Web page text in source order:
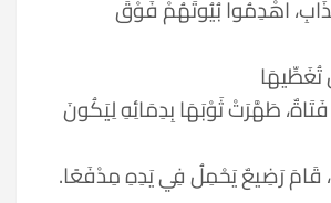
اهْدِمُوا بُيُوتَهُمْ فَوْقَ
تُغَطِّيهَا
فَتَاةٌ، طَهَّرَتْ ثَوْبَهَا بِدِمَائِهِ لِيَكُونَ
قَامَ رَضِيعٌ يَحْمِلُ فِي يَدِهِ مِدْفَعًا.